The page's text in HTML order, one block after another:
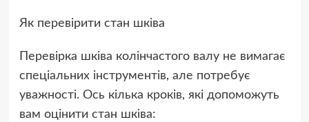
Як перевірити стан шківа
Перевірка шківа колінчастого валу не вимагає
спеціальних інструментів, але потребує
уважності. Ось кілька кроків, які допоможуть
вам оцінити стан шківа: